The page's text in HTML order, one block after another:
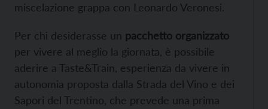
miscelazione grappa con Leonardo Veronesi.
Per chi desiderasse un pacchetto organizzato
per vivere al meglio la giornata, è possibile
aderire a Taste&Train, esperienza da vivere in
autonomia proposta dalla Strada del Vino e dei
Sapori del Trentino, che prevede una prima